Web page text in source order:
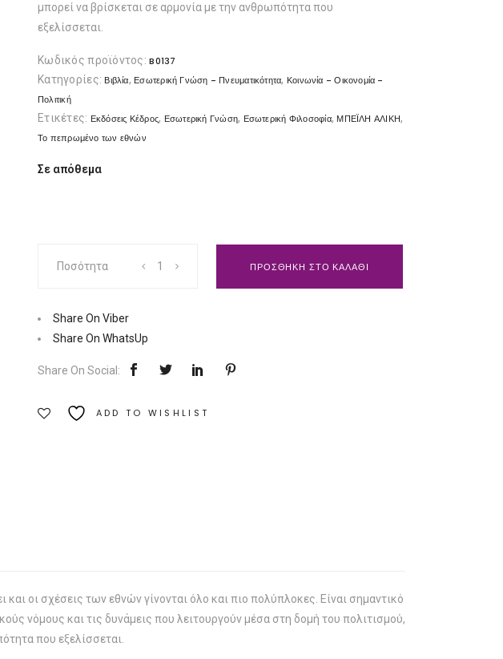
μπορεί να βρίσκεται σε αρμονία με την ανθρωπότητα που
εξελίσσεται.
Κωδικός προϊόντος:B0137
Κατηγορίες: Βιβλία, Εσωτερική Γνώση - Πνευματικότητα, Κοινωνία - Οικονομία -
Πολιτική
Ετικέτες: Εκδόσεις Κέδρος, Εσωτερική Γνώση, Εσωτερική Φιλοσοφία, ΜΠΕΪΛΗ ΑΛΙΚΗ,
Το πεπρωμένο των εθνών
Σε απόθεμα
Πεπρωμένο
Εθνών
|
Κέδρος
Ποσότητα ΠΡΟΣΘΗΚΗ ΣΤΟ ΚΑΛΑΘΙ
Share On Viber
Share On WhatsUp
Share On Social:
ADD TO WISHLIST
οι σχέσεις των εθνών γίνονται όλο και πιο πολύπλοκες. Είναι σημαντικό
νόμους και τις δυνάμεις που λειτουργούν μέσα στη δομή του πολιτισμού,
που εξελίσσεται.